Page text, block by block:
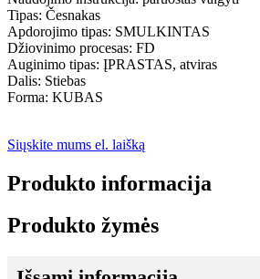
Tipas: Česnakas
Apdorojimo tipas: SMULKINTAS
Džiovinimo procesas: FD
Auginimo tipas: ĮPRASTAS, atviras
Dalis: Stiebas
Forma: KUBAS
Siųskite mums el. laišką
Produkto informacija
Produkto žymės